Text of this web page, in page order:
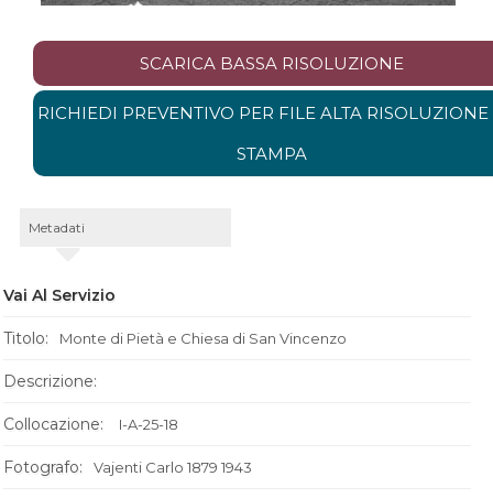
SCARICA BASSA RISOLUZIONE
RICHIEDI PREVENTIVO PER FILE ALTA RISOLUZIONE
STAMPA
Metadati
Fotografo: Vajenti Carlo 1879 1943
Vai Al Servizio
Titolo: Monte di Pietà e Chiesa di San Vincenzo
Descrizione:
Collocazione: I-A-25-18